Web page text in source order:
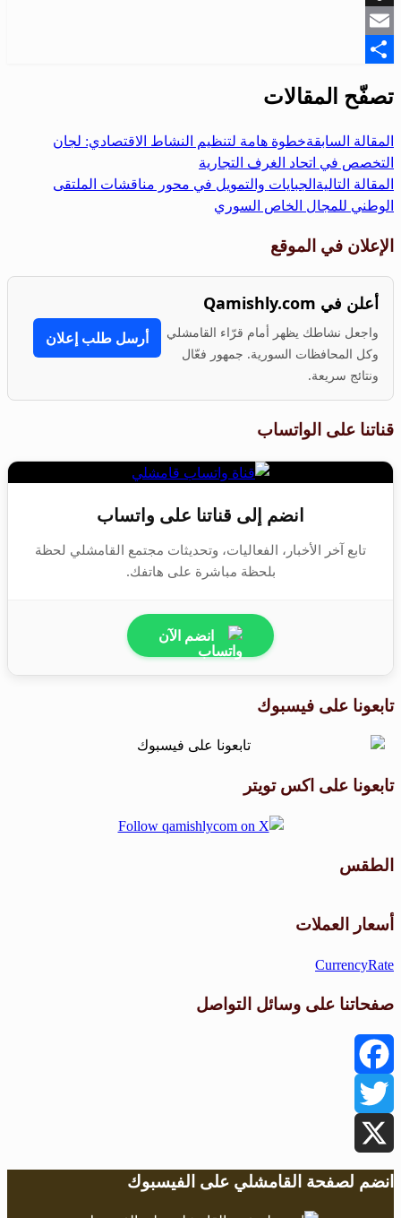
Snapchat
Email
تصفّح المقالات
المقالة السابقةخطوة هامة لتنظيم النشاط الاقتصادي: لجان
التخصص في اتحاد الغرف التجارية
المقالة التالية الجبايات والتمويل في محور مناقشات الملتقى
الوطني للمجال الخاص السوري
الإعلان في الموقع
أعلن في Qamishly.com
واجعل نشاطك يظهر أمام قرّاء القامشلي
وكل المحافظات السورية. جمهور فعّال
ونتائج سريعة.
أرسل طلب إعلان
قناتنا على الواتساب
انضم إلى قناتنا على واتساب
تابع آخر الأخبار، الفعاليات، وتحديثات مجتمع القامشلي لحظة
بلحظة مباشرة على هاتفك.
انضم الآن
تابعونا على فيسبوك
تابعونا على اكس تويتر
الطقس
أسعار العملات
CurrencyRate
صفحاتنا على وسائل التواصل
Facebook
Twitter
X
انضم لصفحة القامشلي على الفيسبوك